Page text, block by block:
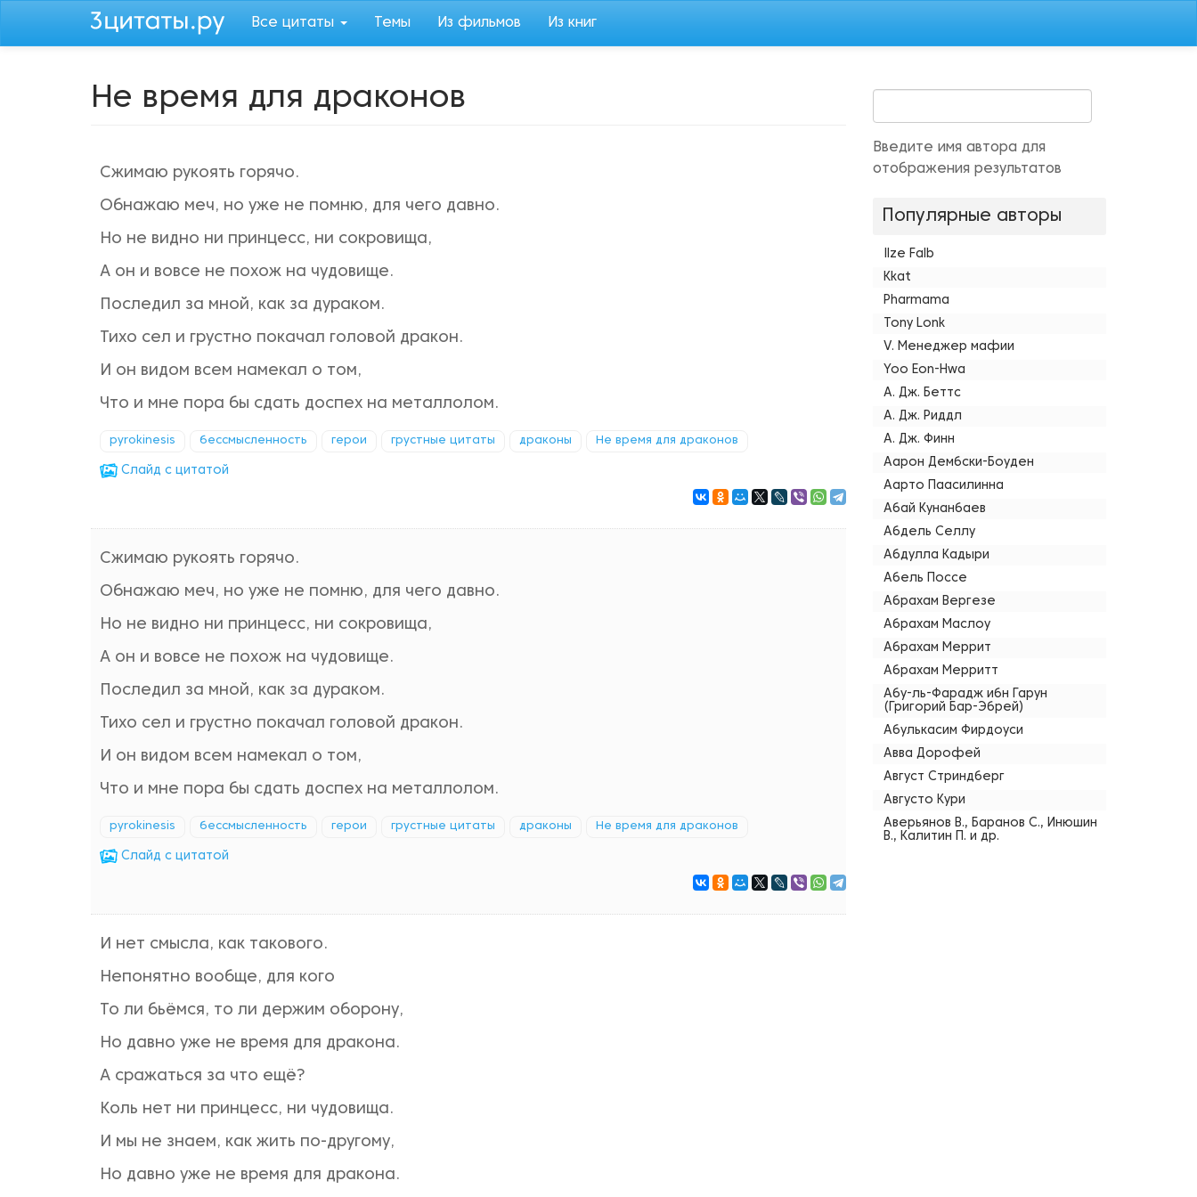
Все цитаты Темы Из фильмов Из книг
Не время для драконов
Сжимаю рукоять горячо.
Обнажаю меч, но уже не помню, для чего давно.
Но не видно ни принцесс, ни сокровища,
А он и вовсе не похож на чудовище.
Последил за мной, как за дураком.
Тихо сел и грустно покачал головой дракон.
И он видом всем намекал о том,
Что и мне пора бы сдать доспех на металлолом.
pyrokinesis бессмысленность герои грустные цитаты драконы Не время для драконов
Cлайд с цитатой
Сжимаю рукоять горячо.
Обнажаю меч, но уже не помню, для чего давно.
Но не видно ни принцесс, ни сокровища,
А он и вовсе не похож на чудовище.
Последил за мной, как за дураком.
Тихо сел и грустно покачал головой дракон.
И он видом всем намекал о том,
Что и мне пора бы сдать доспех на металлолом.
pyrokinesis бессмысленность герои грустные цитаты драконы Не время для драконов
Cлайд с цитатой
И нет смысла, как такового.
Непонятно вообще, для кого
То ли бьёмся, то ли держим оборону,
Но давно уже не время для дракона.
А сражаться за что ещё?
Коль нет ни принцесс, ни чудовища.
И мы не знаем, как жить по-другому,
Но давно уже не время для дракона.
Введите имя автора для
отображения результатов
Популярные авторы
Ilze Falb
Kkat
Pharmama
Tony Lonk
V. Менеджер мафии
Yoo Eon-Hwa
А. Дж. Беттс
А. Дж. Риддл
А. Дж. Финн
Аарон Дембски-Боуден
Аарто Паасилинна
Абай Кунанбаев
Абдель Селлу
Абдулла Кадыри
Абель Поссе
Абрахам Вергезе
Абрахам Маслоу
Абрахам Меррит
Абрахам Мерритт
Абу-ль-Фарадж ибн Гарун
(Григорий Бар-Эбрей)
Абулькасим Фирдоуси
Авва Дорофей
Август Стриндберг
Августо Кури
Аверьянов В., Баранов С., Инюшин
В., Калитин П. и др.